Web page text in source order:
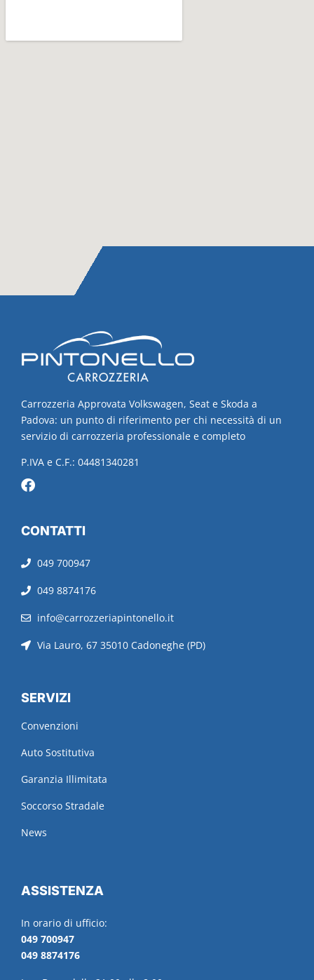
Carrozzeria Approvata Volkswagen, Seat e Skoda a
Padova: un punto di riferimento per chi necessità di un
servizio di carrozzeria professionale e completo
P.IVA e C.F.: 04481340281
CONTATTI
049 700947
049 8874176
info@carrozzeriapintonello.it
Via Lauro, 67 35010 Cadoneghe (PD)
SERVIZI
Convenzioni
Auto Sostitutiva
Garanzia Illimitata
Soccorso Stradale
News
ASSISTENZA
In orario di ufficio:
049 700947
049 8874176